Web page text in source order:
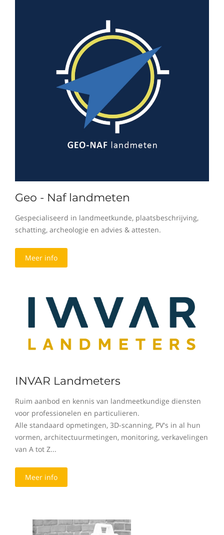
Geo - Naf landmeten
Gespecialiseerd in landmeetkunde, plaatsbeschrijving,
schatting, archeologie en advies & attesten.
Meer info
INVAR Landmeters
Ruim aanbod en kennis van landmeetkundige diensten
voor professionelen en particulieren.
Alle standaard opmetingen, 3D-scanning, PV's in al hun
vormen, architectuurmetingen, monitoring, verkavelingen
van A tot Z...
Meer info